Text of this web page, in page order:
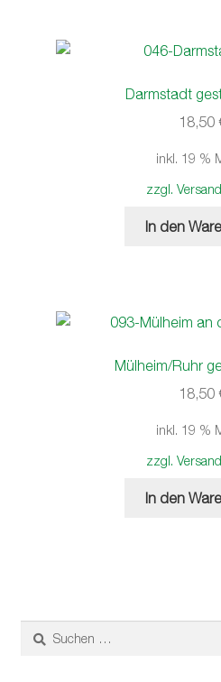
Darmstadt
18,50
inkl. 19 %
zzgl.
In den
Mülheim/Ruhr
18,50
inkl. 19 %
zzgl.
In den
nach: